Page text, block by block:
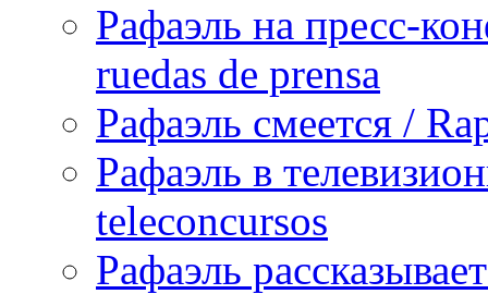
Рафаэль на пресс-
ruedas de prensa
Рафаэль смеется /
Рафаэль в
teleconcursos
Рафаэль